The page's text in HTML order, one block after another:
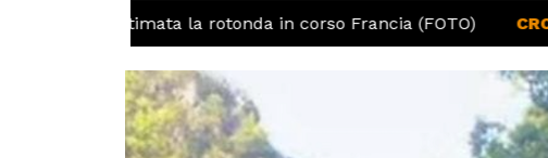
ultimata la rotonda in corso Francia (FOTO)